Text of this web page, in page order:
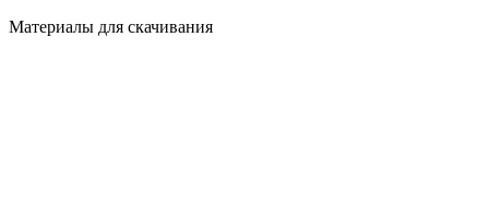
Материалы для скачивания